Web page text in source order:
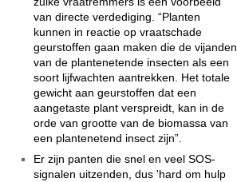
van directe verdediging. “Planten
kunnen in reactie op vraatschade
geurstoffen gaan maken die de vijanden
van de plantenetende insecten als een
soort lijfwachten aantrekken. Het totale
gewicht aan geurstoffen dat een
aangetaste plant verspreidt, kan in de
orde van grootte van de biomassa van
een plantenetend insect zijn”.
Er zijn panten die snel en veel SOS-
signalen uitzenden, dus 'hard om hulp